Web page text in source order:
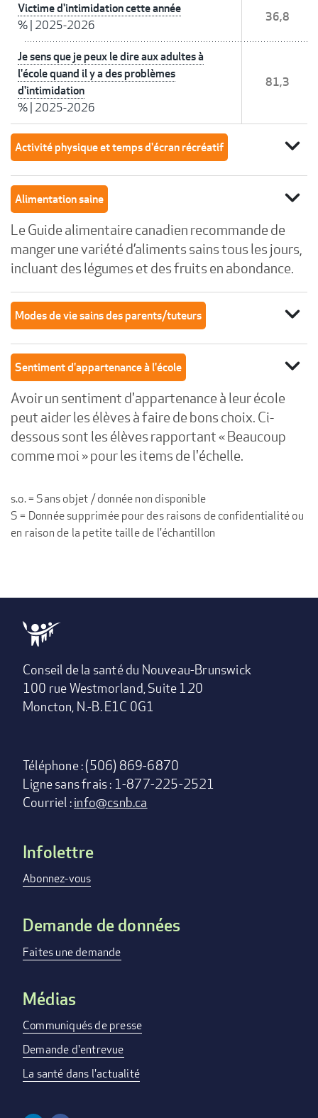
Victime d'intimidation cette année
% 2025-2026
36,8
Je sens que je peux le dire aux adultes à
l'école quand il y a des problèmes
d'intimidation
% 2025-2026
81,3
Activité physique et temps d'écran récréatif expand_more
Alimentation saine expand_more
Le Guide alimentaire canadien recommande de
manger une variété d’aliments sains tous les jours,
incluant des légumes et des fruits en abondance.
Modes de vie sains des parents/tuteurs expand_more
Sentiment d'appartenance à l'école expand_more
Avoir un sentiment d'appartenance à leur école
peut aider les élèves à faire de bons choix. Ci-
dessous sont les élèves rapportant « Beaucoup
comme moi » pour les items de l'échelle.
s.o. = Sans objet / donnée non disponible
S = Donnée supprimée pour des raisons de confidentialité ou
en raison de la petite taille de l'échantillon
Conseil de la santé du Nouveau-Brunswick
100 rue Westmorland, Suite 120
Moncton, N.-B. E1C 0G1
Téléphone : (506) 869-6870
Ligne sans frais : 1-877-225-2521
Courriel :info@csnb.ca
Footer
menu
Infolettre
Abonnez-vous
Demande de données
Faites une demande
Médias
Communiqués de presse
Demande d'entrevue
La santé dans l'actualité